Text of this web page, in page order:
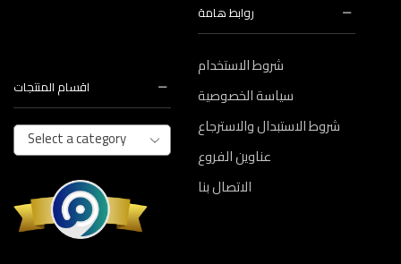
اقسام المنتجات
Select a category
روابط هامة
شروط الاستخدام
سياسة الخصوصية
شروط الاستبدال والاسترجاع
عناوين الفروع
الاتصال بنا